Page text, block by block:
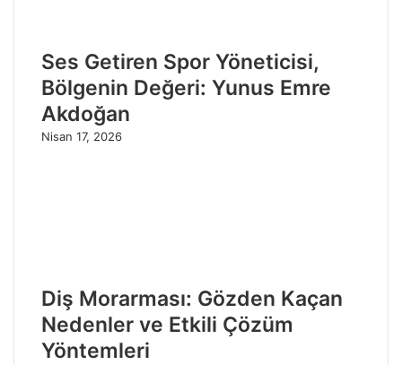
Ses Getiren Spor Yöneticisi,
Bölgenin Değeri: Yunus Emre
Akdoğan
Nisan 17, 2026
Diş Morarması: Gözden Kaçan
Nedenler ve Etkili Çözüm
Yöntemleri